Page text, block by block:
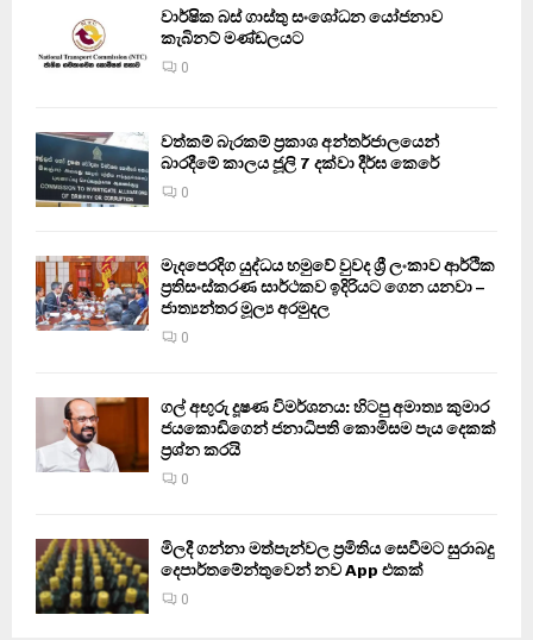
වාර්ෂික බස් ගාස්තු සංශෝධන යෝජනාව
කැබිනට් මණ්ඩලයට
0
වත්කම් බැරකම් ප්‍රකාශ අන්තර්ජාලයෙන්
බාරදීමේ කාලය ජූලි 7 දක්වා දීර්ඝ කෙරේ
0
මැදපෙරදිග යුද්ධය හමුවේ වුවද ශ්‍රී ලංකාව ආර්ථික
ප්‍රතිසංස්කරණ සාර්ථකව ඉදිරියට ගෙන යනවා –
ජාත්‍යන්තර මූල්‍ය අරමුදල
0
ගල් අඟුරු දූෂණ විමර්ශනය: හිටපු අමාත්‍ය කුමාර
ජයකොඩිගෙන් ජනාධිපති කොමිසම පැය දෙකක්
ප්‍රශ්න කරයි
0
මිලදී ගන්නා මත්පැන්වල ප්‍රමිතිය සෙවීමට සුරාබදු
දෙපාර්තමේන්තුවෙන් නව App එකක්
0